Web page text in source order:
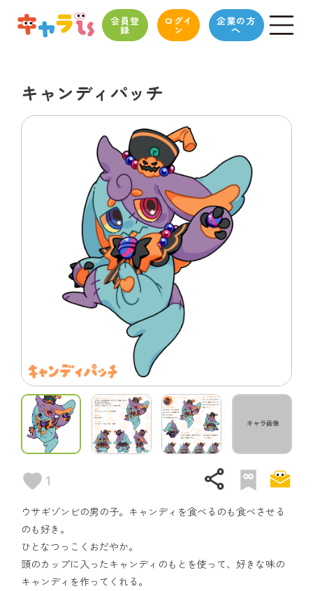
会員登
録
ログイ
ン
企業の方
へ
キャンディパッチ
1 share
ウサギゾンビの男の子。キャンディを食べるのも食べさせる
のも好き。
ひとなつっこくおだやか。
頭のカップに入ったキャンディのもとを使って、好きな味の
キャンディを作ってくれる。